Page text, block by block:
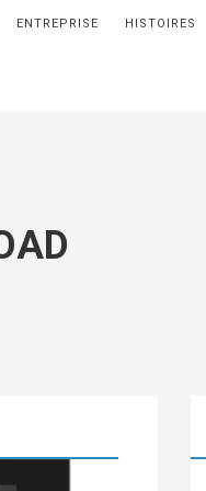
ENTREPRISE HISTOIRES